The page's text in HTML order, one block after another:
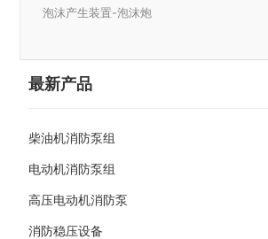
泡沫产生装置-泡沫炮
最新产品
柴油机消防泵组
电动机消防泵组
高压电动机消防泵
消防稳压设备